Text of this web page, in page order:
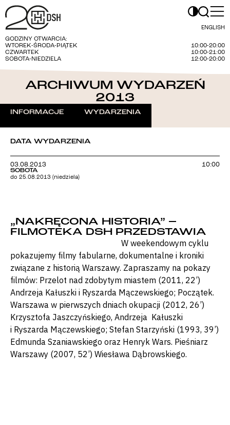
ENGLISH
GODZINY OTWARCIA:
WTOREK-ŚRODA-PIĄTEK
10:00-20:00
CZWARTEK
10:00-21:00
SOBOTA-NIEDZIELA
12:00-20:00
ARCHIWUM WYDARZEŃ
2013
INFORMACJE WYDARZENIA
DATA WYDARZENIA
03.08.2013
SOBOTA
do 25.08.2013 (niedziela)
10:00
„NAKRĘCONA HISTORIA” –
FILMOTEKA DSH PRZEDSTAWIA
W weekendowym cyklu
pokazujemy filmy fabularne, dokumentalne i kroniki
związane z historią Warszawy. Zapraszamy na pokazy
filmów: Przelot nad zdobytym miastem (2011, 22’)
Andrzeja Kałuszki i Ryszarda Mączewskiego; Początek.
Warszawa w pierwszych dniach okupacji (2012, 26’)
Krzysztofa Jaszczyńskiego, Andrzeja Kałuszki
i Ryszarda Mączewskiego; Stefan Starzyński (1993, 39’)
Edmunda Szaniawskiego oraz Henryk Wars. Pieśniarz
Warszawy (2007, 52’) Wiesława Dąbrowskiego.